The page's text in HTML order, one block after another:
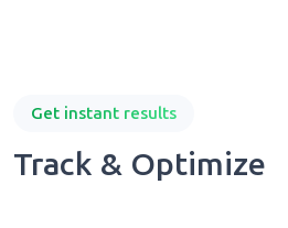
Get instant results
Track & Optimize